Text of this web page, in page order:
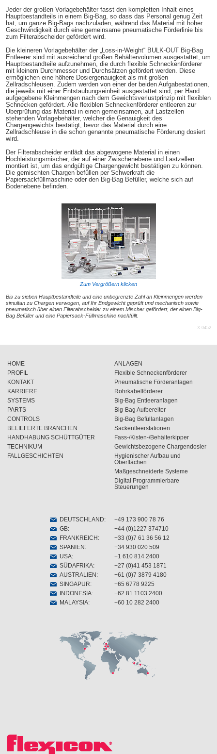
Jeder der großen Vorlagebehälter fasst den kompletten Inhalt eines
Hauptbestandteils in einem Big-Bag, so dass das Personal genug Zeit
hat, um ganze Big-Bags nachzuladen, während das Material mit hoher
Geschwindigkeit durch eine gemeinsame pneumatische Förderlinie bis
zum Filterabscheider gefördert wird.
Die kleineren Vorlagebehälter der „Loss-in-Weight“ BULK-OUT Big-Bag
Entleerer sind mit ausreichend großen Behältervolumen ausgestattet, um
Hauptbestandteile aufzunehmen, die durch flexible Schneckenförderer
mit kleinem Durchmesser und Durchsätzen gefördert werden. Diese
ermöglichen eine höhere Dosiergenauigkeit als mit großen
Zellradschleusen. Zudem werden von einer der beiden Aufgabestationen,
die jeweils mit einer Entstaubungseinheit ausgestattet sind, per Hand
aufgegebene Kleinmengen nach dem Gewichtsverlustprinzip mit flexiblen
Schnecken gefördert. Alle flexiblen Schneckenförderer entleeren zur
Überprüfung das Material in einen gemeinsamen, auf Lastzellen
stehenden Vorlagebehälter, welcher die Genauigkeit des
Chargengewichts bestätigt, bevor das Material durch eine
Zellradschleuse in die schon genannte pneumatische Förderung dosiert
wird.
Der Filterabscheider entlädt das abgewogene Material in einen
Hochleistungsmischer, der auf einer Zwischenebene und Lastzellen
montiert ist, um das endgültige Chargengewicht bestätigen zu können.
Die gemischten Chargen befüllen per Schwerkraft die
Papiersackfüllmaschine oder den Big-Bag Befüller, welche sich auf
Bodenebene befinden.
Zum Vergrößern klicken
Bis zu sieben Hauptbestandteile und eine unbegrenzte Zahl an Kleinmengen werden
simultan zu Chargen verwogen, auf Ihr Endgewicht geprüft und mechanisch sowie
pneumatisch über einen Filterabscheider zu einem Mischer gefördert, der einen Big-
Bag Befüller und eine Papiersack-Füllmaschine nachfüllt.
X-0452
HOME
PROFIL
KONTAKT
KARRIERE
SYSTEMS
PARTS
CONTROLS
BELIEFERTE BRANCHEN
HANDHABUNG SCHÜTTGÜTER
TECHNIKUM
FALLGESCHICHTEN
ANLAGEN
Flexible Schneckenförderer
Pneumatische Förderanlagen
Rohrkabelförderer
Big-Bag Entleeranlagen
Big-Bag Aufbereiter
Big-Bag Befüllanlagen
Sackentleerstationen
Fass-/Kisten-/Behälterkipper
Gewichtsbezogene Chargendosier
Hygienischer Aufbau und
Öberflächen
Maßgeschneiderte Systeme
Digital Programmierbare
Steuerungen
DEUTSCHLAND:
+49 173 900 78 76
GB:
+44 (0)1227 374710
FRANKREICH :
+33 (0)7 61 36 56 12
SPANIEN :
+34 930 020 509
USA:
+1 610 814 2400
SÜDAFRIKA:
+27 (0)41 453 1871
AUSTRALIEN :
+61 (0)7 3879 4180
SINGAPUR:
+65 6778 9225
INDONESIA:
+62 81 1103 2400
MALAYSIA: +60 10 282 2400